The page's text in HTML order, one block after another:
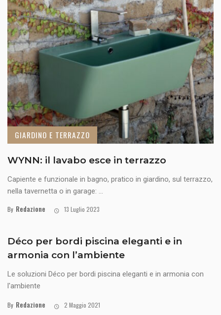
GIARDINO E TERRAZZO
WYNN: il lavabo esce in terrazzo
Capiente e funzionale in bagno, pratico in giardino, sul terrazzo,
nella tavernetta o in garage: ...
By Redazione 13 Luglio 2023
Déco per bordi piscina eleganti e in
armonia con l’ambiente
Le soluzioni Déco per bordi piscina eleganti e in armonia con
l'ambiente
By Redazione 2 Maggio 2021